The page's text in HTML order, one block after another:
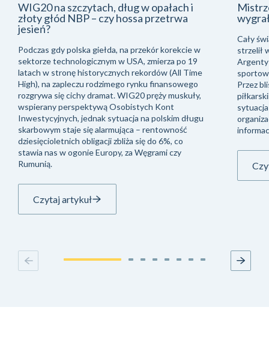
WIG20 na szczytach, dług w opałach i
złoty głód NBP – czy hossa przetrwa
jesień?
Podczas gdy polska giełda, na przekór korekcie w
sektorze technologicznym w USA, zmierza po 19
latach w stronę historycznych rekordów (All Time
High), na zapleczu rodzimego rynku finansowego
rozgrywa się cichy dramat. WIG20 pręży muskuły,
wspierany perspektywą Osobistych Kont
Inwestycyjnych, jednak sytuacja na polskim długu
skarbowym staje się alarmująca – rentowność
dziesięcioletnich obligacji zbliża się do 6%, co
stawia nas w ogonie Europy, za Węgrami czy
Rumunią.
Czytaj artykuł
Cały
strzelił
Przez